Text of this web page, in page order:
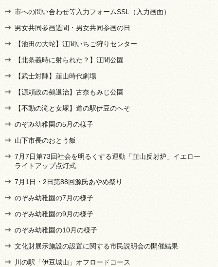
市への問い合わせ等入力フォームSSL（入力画面）
男女共同参画週間・男女共同参画の日
【池田の大蛇】江間いちご狩りセンター
【北条義時に射られた？】江間公園
【武士対陣】韮山時代劇場
【源頼政の鵺退治】古奈もみじ公園
【不動の滝と女塚】道の駅伊豆のへそ
のぞみ幼稚園の5月の様子
山下市長のおとう飯
7月7日第73回社会を明るくする運動「韮山反射炉」イエロー
ライトアップ点灯式
7月1日・2日第88回源氏あやめ祭り
のぞみ幼稚園の7月の様子
のぞみ幼稚園の9月の様子
のぞみ幼稚園の10月の様子
文化財展示施設の設置に関する市民説明会の開催結果
川の駅「伊豆城山」オフロードコース